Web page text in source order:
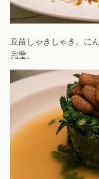
豆苗しゃきしゃき。に
完璧。